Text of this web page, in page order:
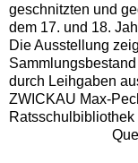
geschnitzten und
dem 17. und 18.
Die Ausstellung
durch Leihgaben
ZWICKAU Max-
Ratsschulbibliothek